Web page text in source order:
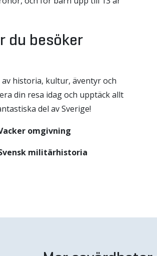
du besöker
historia, kultur, äventyr och
din resa idag och upptäck allt
del av Sverige!
omgivning
militärhistoria